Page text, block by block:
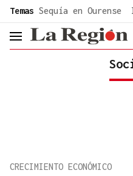
common.go-to-content
Temas Sequía en Ourense
header.menu.open
CRECIMIENTO ECONÓMICO